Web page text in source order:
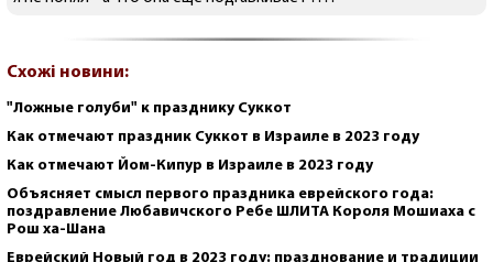
Схожі новини:
"Ложные голуби" к празднику Суккот
Как отмечают праздник Суккот в Израиле в 2023 году
Как отмечают Йом-Кипур в Израиле в 2023 году
Объясняет смысл первого праздника еврейского года:
поздравление Любавичского Ребе ШЛИТА Короля Мошиаха с
Рош ха-Шана
Еврейский Новый год в 2023 году: празднование и традиции